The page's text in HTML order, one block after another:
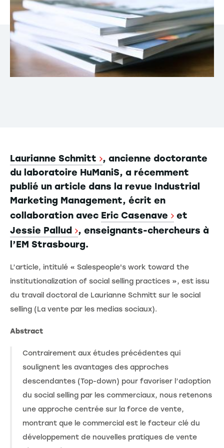
Laurianne Schmitt
, ancienne doctorante
du laboratoire HuManiS, a récemment
publié un article dans la revue Industrial
Marketing Management, écrit en
collaboration avec Eric Casenave
et
Jessie Pallud
, enseignants-chercheurs à
l’EM Strasbourg.
L’article, intitulé « Salespeople's work toward the
institutionalization of social selling practices », est issu
du travail doctoral de Laurianne Schmitt sur le social
selling (La vente par les medias sociaux).
Abstract
Contrairement aux études précédentes qui
soulignent les avantages des approches
descendantes (Top-down) pour favoriser l’adoption
du social selling par les commerciaux, nous retenons
une approche centrée sur la force de vente,
montrant que le commercial est le facteur clé du
développement de nouvelles pratiques de vente